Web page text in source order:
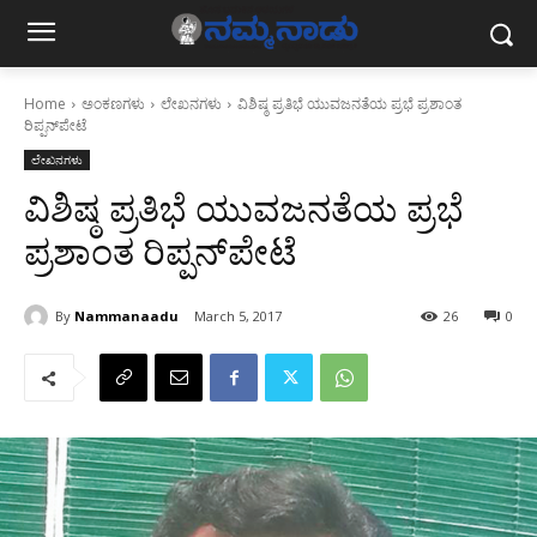
Home ಅಂಕಣಗಳು ಲೇಖನಗಳು
ವಿಶಿಷ್ಠ ಪ್ರತಿಭೆ ಯುವಜನತೆಯ ಪ್ರಭೆ ಪ್ರಶಾಂತ
ರಿಪ್ಪನ್‌ಪೇಟೆ
ಲೇಖನಗಳು
ವಿಶಿಷ್ಠ ಪ್ರತಿಭೆ ಯುವಜನತೆಯ ಪ್ರಭೆ
ಪ್ರಶಾಂತ ರಿಪ್ಪನ್‌ಪೇಟೆ
By Nammanaadu March 5, 2017 0
26